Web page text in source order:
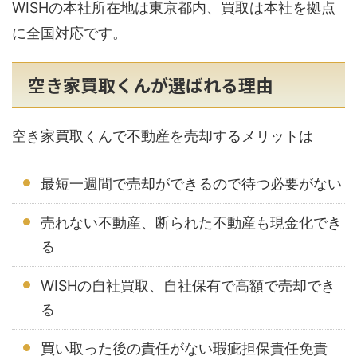
WISHの本社所在地は東京都内、買取は本社を拠点
に全国対応です。
空き家買取くんが選ばれる理由
空き家買取くんで不動産を売却するメリットは
最短一週間で売却ができるので待つ必要がない
売れない不動産、断られた不動産も現金化でき
る
WISHの自社買取、自社保有で高額で売却でき
る
買い取った後の責任がない瑕疵担保責任免責